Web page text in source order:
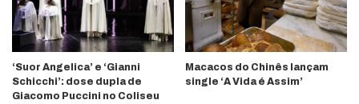
‘Suor Angelica’ e ‘Gianni
Schicchi’: dose dupla de
Giacomo Puccini no Coliseu
Macacos do Chinês lançam
single ‘A Vida é Assim’